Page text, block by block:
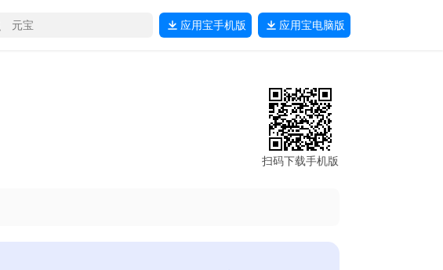
应用宝手机版 应用宝电脑版
扫码下载手机版